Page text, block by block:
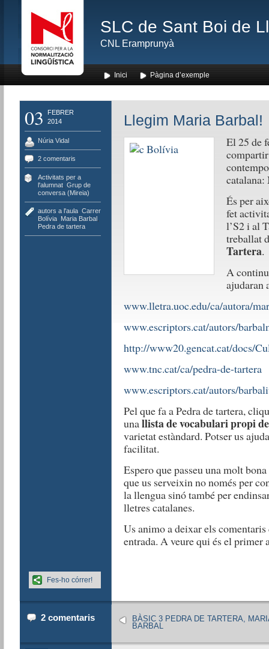
SLC de Sant Boi de
CNL Eramprunyà
Inici Pàgina d’exemple
03
FEBRER
2014
Núria Vidal
2 comentaris
Activitats per a
l'alumnat, Grup de
conversa (Mireia)
autors a l'aula, Carrer
Bolívia, Maria Barbal,
Pedra de tartera
Llegim Maria Barbal!
El 25 de
És per
fet
l’S2 i al
treballat
Tartera.
A
ajudaran
www.lletra.uoc.edu/ca/autora/
www.escriptors.cat/autors/
http://www20.gencat.cat/docs/
www.tnc.cat/ca/pedra-de-tartera
www.escriptors.cat/autors/
Pel que fa a Pedra de tartera,
unallista de vocabulari propi de
varietat estàndard. Potser us
facilitat.
Espero que passeu una molt
que us serveixin no només per
la llengua sinó també per
lletres catalanes.
Us animo a deixar els
entrada. A veure qui és el primer
Fes-ho córrer!
2 comentaris
BÀSIC 3 PEDRA DE TARTERA,
BARBAL